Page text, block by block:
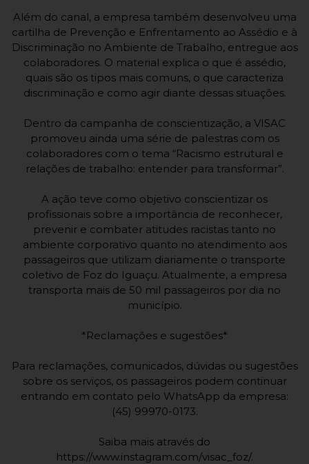
Além do canal, a empresa também desenvolveu uma
cartilha de Prevenção e Enfrentamento ao Assédio e à
Discriminação no Ambiente de Trabalho, entregue aos
colaboradores. O material explica o que é assédio,
quais são os tipos mais comuns, o que caracteriza
discriminação e como agir diante dessas situações.
Dentro da campanha de conscientização, a VISAC
promoveu ainda uma série de palestras com os
colaboradores com o tema “Racismo estrutural e
relações de trabalho: entender para transformar”.
A ação teve como objetivo conscientizar os
profissionais sobre a importância de reconhecer,
prevenir e combater atitudes racistas tanto no
ambiente corporativo quanto no atendimento aos
passageiros que utilizam diariamente o transporte
coletivo de Foz do Iguaçu. Atualmente, a empresa
transporta mais de 50 mil passageiros por dia no
município.
*Reclamações e sugestões*
Para reclamações, comunicados, dúvidas ou sugestões
sobre os serviços, os passageiros podem continuar
entrando em contato pelo WhatsApp da empresa:
(45) 99970-0173.
Saiba mais através do
https://www.instagram.com/visac_foz/.